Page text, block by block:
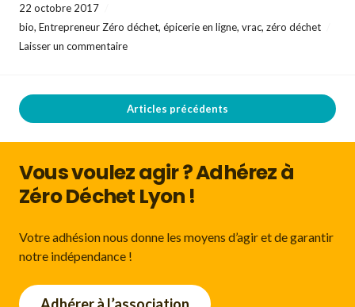
22 octobre 2017
bio, Entrepreneur Zéro déchet, épicerie en ligne, vrac, zéro déchet
Laisser un commentaire
Articles précédents
Vous voulez agir ? Adhérez à
Zéro Déchet Lyon !
Votre adhésion nous donne les moyens d’agir et de garantir
notre indépendance !